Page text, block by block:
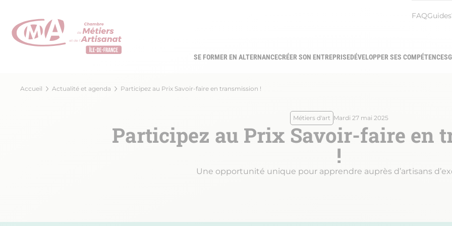
contenu
principal
Menu
FAQGuides
Navigation
SE FORMER EN ALTERNANCECRÉER SON ENTREPRISEDÉVELOPPER SES COMPÉTENCES
Fil
Accueil Actualité et agenda Participez au Prix Savoir-faire en transmission !
Métiers d'art Mardi 27 mai 2025
Participez au Prix Savoir-faire en
!
Une opportunité unique pour apprendre auprès d’artisans